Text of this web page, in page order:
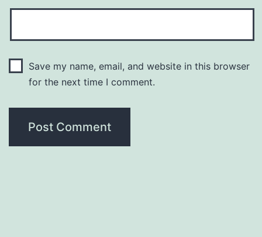
Save my name, email, and website in this browser
for the next time I comment.